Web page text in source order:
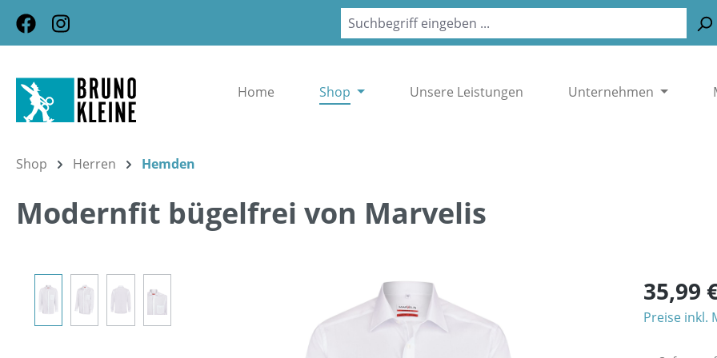
Hauptinhalt springen
Zur Suche springen
Zur Hauptnavigation springen
Home Shop Unsere Leistungen Unternehmen
Shop Herren Hemden
Modernfit bügelfrei von Marvelis
Bildergalerie überspringen 35,99
Preise inkl.